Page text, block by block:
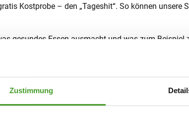
Zustimmung
Kostprobe – den „Tageshit“. So können
gesundes Essen ausmacht und was zum
das Thema „gesunde Ernährung“ zu
und Schüler werden in dieser Woche